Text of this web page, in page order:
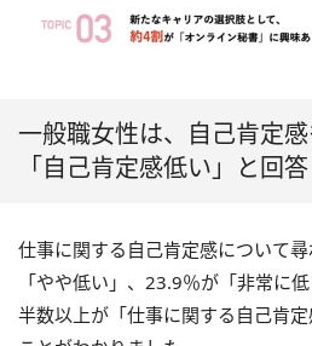
一般職女性は、自己肯定
「自己肯定感低い」と回答
仕事に関する自己肯定感について
「やや低い」、23.9％が「非常に
半数以上が「仕事に関する自己肯